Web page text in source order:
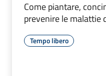
Come piantare,
prevenire le malattie
Tempo libero